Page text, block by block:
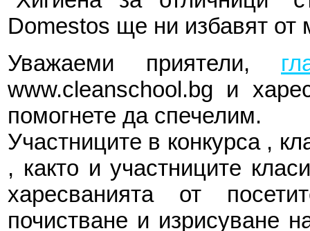
Domestos ще ни избавят от
Уважаеми приятели,
www.cleanschool.bg и
помогнете да спечелим.
Участниците в конкурса ,
, както и участниците
харесванията от
почистване и изрисуване